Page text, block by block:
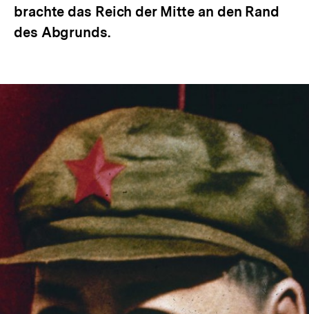
brachte das Reich der Mitte an den Rand
des Abgrunds.